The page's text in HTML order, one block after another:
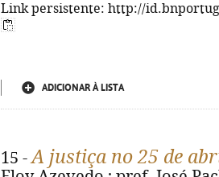
Link persistente: http://
ADICIONAR À LISTA
15 -A justiça no 25 de